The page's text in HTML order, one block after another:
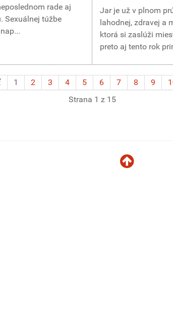
rade aj
Sexuálnej túžbe
Jar je už v plnom
lahodnej, zdravej a
ktorá si zaslúži
preto aj tento rok
1 2 3 4 5 6 7 8 9
Strana 1 z 15